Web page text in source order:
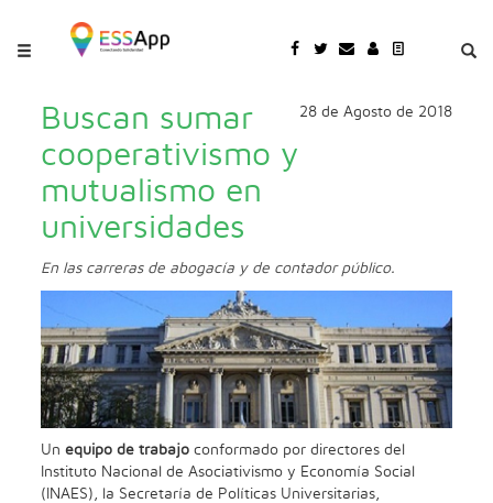
28 de Agosto de 2018
Buscan sumar
cooperativismo y
mutualismo en
universidades
En las carreras de abogacía y de contador público.
Un equipo de trabajo conformado por directores del
Instituto Nacional de Asociativismo y Economía Social
(INAES), la Secretaría de Políticas Universitarias,